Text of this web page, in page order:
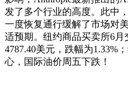
发了多个行业的高度。此中
一度恢复通行缓解了市场对
适预期。纽约商品买卖所6月
4787.40美元，跌幅为1.33%
心，国际油价周五下跌！